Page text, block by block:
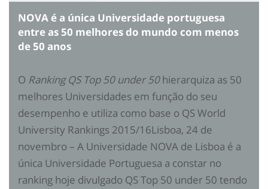
NOVA é a única Universidade portuguesa
entre as 50 melhores do mundo com menos
de 50 anos
O Ranking QS Top 50 under 50hierarquiza as 50
melhores Universidades em função do seu
desempenho e utiliza como base o QS World
University Rankings 2015/16Lisboa, 24 de
novembro – A Universidade NOVA de Lisboa é a
única Universidade Portuguesa a constar no
ranking hoje divulgado QS Top 50 under 50 tendo